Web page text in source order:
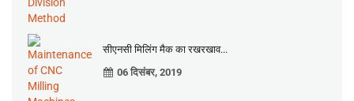
सीएनसी मिलिंग मैक का रखरखाव...
06 दिसंबर, 2019